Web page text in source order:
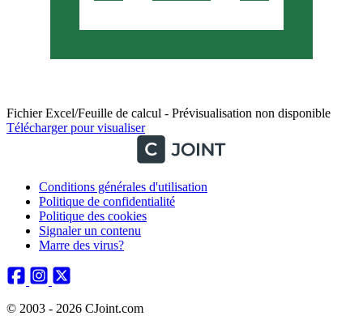
Fichier Excel/Feuille de calcul - Prévisualisation non disponible
Télécharger pour visualiser
Conditions générales d'utilisation
Politique de confidentialité
Politique des cookies
Signaler un contenu
Marre des virus?
© 2003 - 2026 CJoint.com